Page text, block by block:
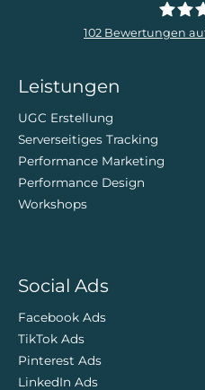
102 Bewertungen
Leistungen
UGC Erstellung
Serverseitiges Tracking
Performance Marketing
Performance Design
Workshops
Social Ads
Facebook Ads
TikTok Ads
Pinterest Ads
LinkedIn Ads